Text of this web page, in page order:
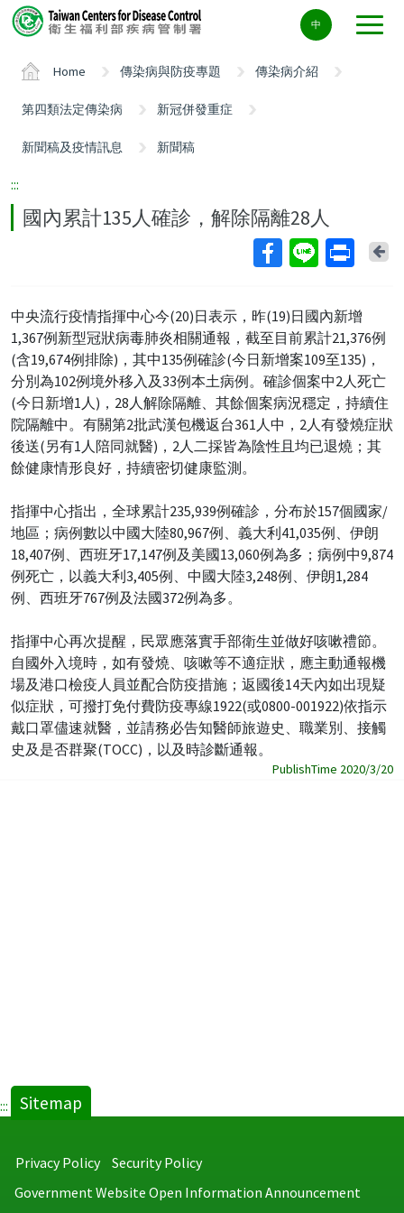
Center
block
中
Home 傳染病與防疫專題 傳染病介紹
第四類法定傳染病 新冠併發重症
新聞稿及疫情訊息 新聞稿
:::
國內累計135人確診，解除隔離28人
中央流行疫情指揮中心今(20)日表示，昨(19)日國內新增
1,367例新型冠狀病毒肺炎相關通報，截至目前累計21,376例
(含19,674例排除)，其中135例確診(今日新增案109至135)，
分別為102例境外移入及33例本土病例。確診個案中2人死亡
(今日新增1人)，28人解除隔離、其餘個案病況穩定，持續住
院隔離中。有關第2批武漢包機返台361人中，2人有發燒症狀
後送(另有1人陪同就醫)，2人二採皆為陰性且均已退燒；其
餘健康情形良好，持續密切健康監測。
指揮中心指出，全球累計235,939例確診，分布於157個國家/
地區；病例數以中國大陸80,967例、義大利41,035例、伊朗
18,407例、西班牙17,147例及美國13,060例為多；病例中9,874
例死亡，以義大利3,405例、中國大陸3,248例、伊朗1,284
例、西班牙767例及法國372例為多。
指揮中心再次提醒，民眾應落實手部衛生並做好咳嗽禮節。
自國外入境時，如有發燒、咳嗽等不適症狀，應主動通報機
場及港口檢疫人員並配合防疫措施；返國後14天內如出現疑
似症狀，可撥打免付費防疫專線1922(或0800-001922)依指示
戴口罩儘速就醫，並請務必告知醫師旅遊史、職業別、接觸
史及是否群聚(TOCC)，以及時診斷通報。
PublishTime 2020/3/20
::: Sitemap
Privacy Policy
Security Policy
Government Website Open Information Announcement